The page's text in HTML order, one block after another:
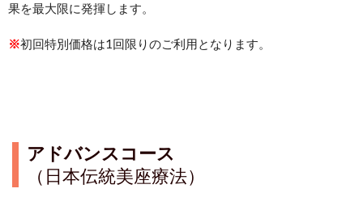
果を最大限に発揮します。
※初回特別価格は1回限りのご利用となります。
アドバンスコース
（日本伝統美座療法）